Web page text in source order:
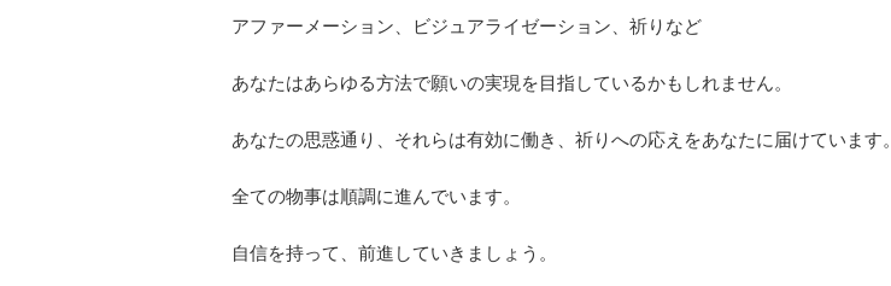
アファーメーション、ビジュアライゼーション、祈りなど
あなたはあらゆる方法で願いの実現を目指しているかもしれません。
あなたの思惑通り、それらは有効に働き、祈りへの応えをあなたに届けています。
全ての物事は順調に進んでいます。
自信を持って、前進していきましょう。